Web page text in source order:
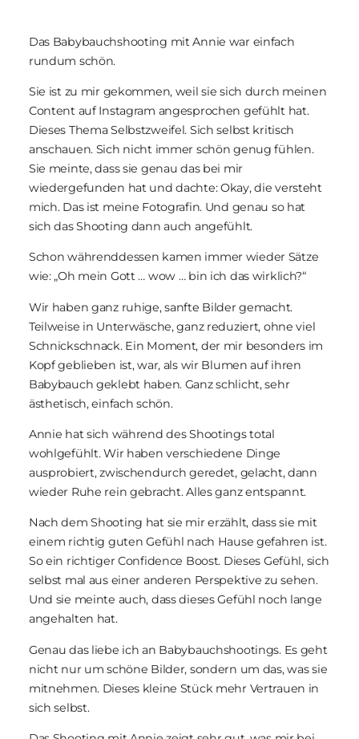
Das Babybauchshooting mit Annie war einfach
rundum schön.
Sie ist zu mir gekommen, weil sie sich durch meinen
Content auf Instagram angesprochen gefühlt hat.
Dieses Thema Selbstzweifel. Sich selbst kritisch
anschauen. Sich nicht immer schön genug fühlen.
Sie meinte, dass sie genau das bei mir
wiedergefunden hat und dachte:Okay, die versteht
mich. Das ist meine Fotografin. Und genau so hat
sich das Shooting dann auch angefühlt.
Schon währenddessen kamen immer wieder Sätze
wie: „Oh mein Gott … wow … bin ich das wirklich?“
Wir haben ganz ruhige, sanfte Bilder gemacht.
Teilweise in Unterwäsche, ganz reduziert, ohne viel
Schnickschnack. Ein Moment, der mir besonders im
Kopf geblieben ist, war, als wir Blumen auf ihren
Babybauch geklebt haben. Ganz schlicht, sehr
ästhetisch, einfach schön.
Annie hat sich während des Shootings total
wohlgefühlt. Wir haben verschiedene Dinge
ausprobiert, zwischendurch geredet, gelacht, dann
wieder Ruhe rein gebracht. Alles ganz entspannt.
Nach dem Shooting hat sie mir erzählt, dass sie mit
einem richtig guten Gefühl nach Hause gefahren ist.
So ein richtiger Confidence Boost. Dieses Gefühl, sich
selbst mal aus einer anderen Perspektive zu sehen.
Und sie meinte auch, dass dieses Gefühl noch lange
angehalten hat.
Genau das liebe ich an Babybauchshootings. Es geht
nicht nur um schöne Bilder, sondern um das, was sie
mitnehmen. Dieses kleine Stück mehr Vertrauen in
sich selbst.